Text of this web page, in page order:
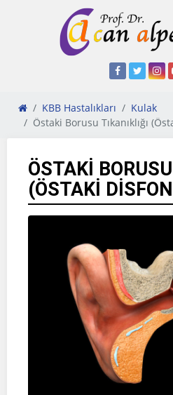
KBB Hastalıkları
Kulak
Östaki Borusu Tıkanıklığı
ÖSTAKI
(ÖSTAKI